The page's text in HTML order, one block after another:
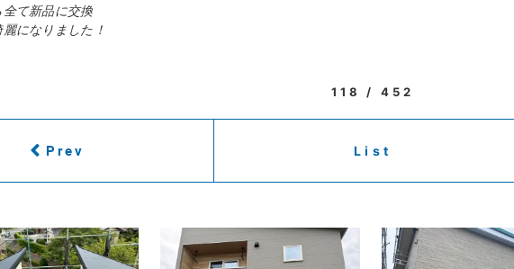
全て新品に交換
になりました！
118 / 452
Prev List